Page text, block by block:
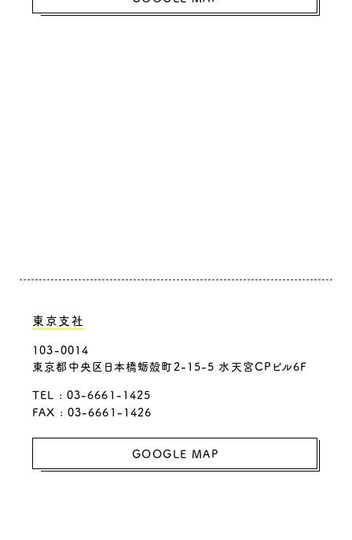
東京支社
103-0014
東京都中央区日本橋蛎殻町2-15-5 水天宮CPビル6F
TEL : 03-6661-1425
FAX : 03-6661-1426
GOOGLE MAP